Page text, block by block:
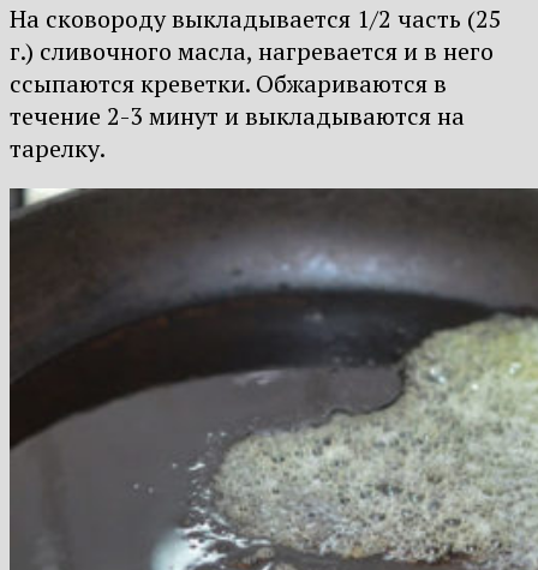
На сковороду выкладывается 1/2 часть (25
г.) сливочного масла, нагревается и в него
ссыпаются креветки. Обжариваются в
течение 2-3 минут и выкладываются на
тарелку.